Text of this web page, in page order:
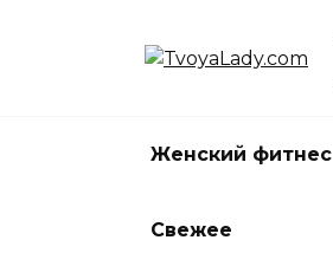
Женский фитнес
Свежее